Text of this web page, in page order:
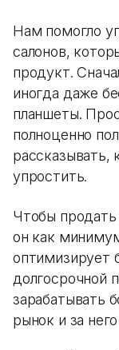
Нам помогло
салонов,
продукт.
иногда даже
планшеты.
полноценно
упростить.
Чтобы продать
он как
оптимизирует
долгосрочной
зарабатывать
рынок и за